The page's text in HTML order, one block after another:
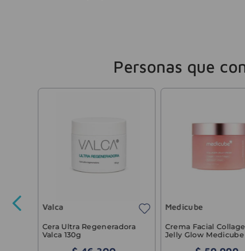
Personas que
Valca
Cera Ultra Regeneradora
Valca 130g
Medicube
Crema Facial
Jelly Glow